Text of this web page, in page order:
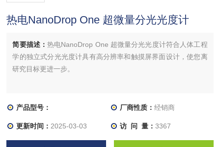
热电NanoDrop One 超微量分光光度计
简要描述：热电NanoDrop One 超微量分光光度计符合人体工程
学的独立式分光光度计具有高分辨率和触摸屏界面设计，使您离
研究目标更进一步。
产品型号： 厂商性质： 经销商
更新时间： 2025-03-03 访 问 量： 3367